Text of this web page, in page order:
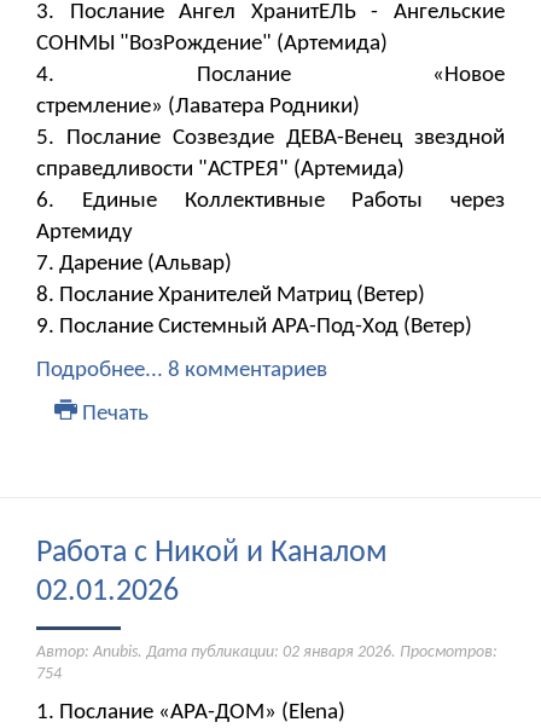
3. Послание Ангел ХранитЕЛЬ - Ангельские
СОНМЫ "ВозРождение" (Артемида)
4. Послание «Новое
стремление» (Лаватера Родники)
5. Послание Созвездие ДЕВА-Венец звездной
справедливости "АСТРЕЯ" (Артемида)
6. Единые Коллективные Работы через
Артемиду
7. ​​​​​​​Дарение (Альвар)
8. Послание Хранителей Матриц (Ветер)
9. Послание Системный АРА-Под-Ход (Ветер)
Подробнее... 8 комментариев
Печать
Работа с Никой и Каналом
02.01.2026
Автор: Anubis. Дата публикации: 02 января 2026. Просмотров:
754
1. Послание «АРА-ДОМ» (Elena)